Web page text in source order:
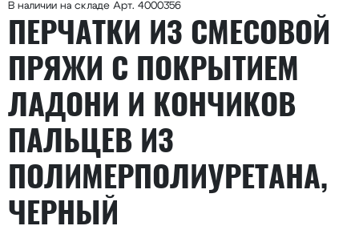
В наличии на складе Арт. 4000356
ПЕРЧАТКИ ИЗ СМЕСОВОЙ
ПРЯЖИ С ПОКРЫТИЕМ
ЛАДОНИ И КОНЧИКОВ
ПАЛЬЦЕВ ИЗ
ПОЛИМЕРПОЛИУРЕТАНА,
ЧЕРНЫЙ